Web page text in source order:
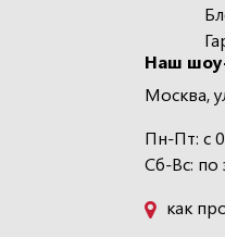
Наш
Москва,
Пн-Пт: с
Сб-Вс: по
как